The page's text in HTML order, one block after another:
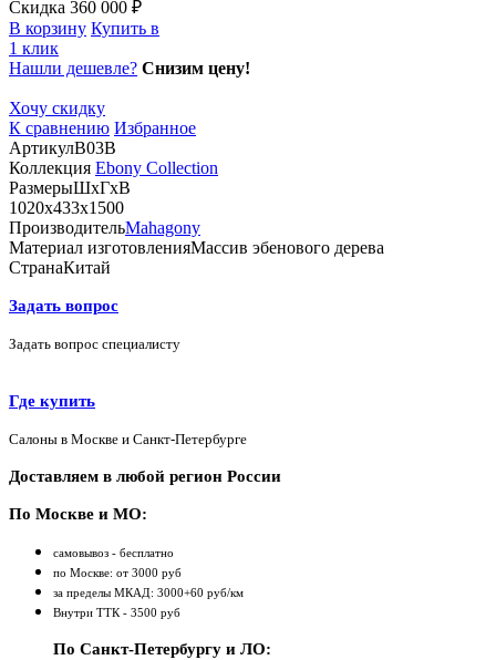
Скидка 360 000 ₽
В корзину Купить в
1 клик
Нашли дешевле? Снизим цену!
Хочу скидку
К сравнению Избранное
АртикулB03B
Коллекция Ebony Collection
РазмерыШхГхВ
1020х433х1500
ПроизводительMahagony
Материал изготовленияМассив эбенового дерева
СтранаКитай
Задать вопрос
Задать вопрос специалисту
Где купить
Салоны в Москве и Санкт-Петербурге
Доставляем в любой регион России
По Москве и МО:
самовывоз - бесплатно
по Москве: от 3000 руб
за пределы МКАД: 3000+60 руб/км
Внутри ТТК - 3500 руб
По Санкт-Петербургу и ЛО: